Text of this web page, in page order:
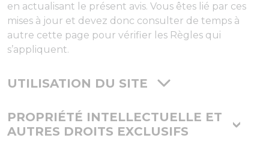
en actualisant le présent avis. Vous êtes lié par ces
mises à jour et devez donc consulter de temps à
autre cette page pour vérifier les Règles qui
s’appliquent.
UTILISATION DU SITE
PROPRIÉTÉ INTELLECTUELLE ET
AUTRES DROITS EXCLUSIFS